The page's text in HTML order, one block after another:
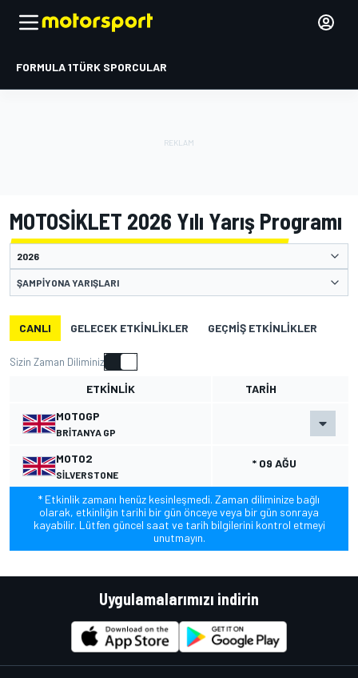
FORMULA 1TÜRK SPORCULAR
MOTOSİKLET 2026 Yılı Yarış Programı
ŞAMPIYONA YARIŞLARI
CANLI GELECEK ETKINLIKLER GEÇMIŞ ETKINLIKLER
Sizin Zaman Diliminiz
ETKINLIK
TARIH
MOTOGP
BRITANYA GP
MOTO2
SILVERSTONE
* 09 AĞU
* Etkinlik zamanı henüz kesinleşmedi. Zaman diliminize bağlı
olarak, etkinliğin tarihi bir gün önceye veya bir gün sonraya
kayabilir. Lütfen güncel saat ve tarih bilgilerini kontrol etmeyi
unutmayın.
Uygulamalarımızı indirin